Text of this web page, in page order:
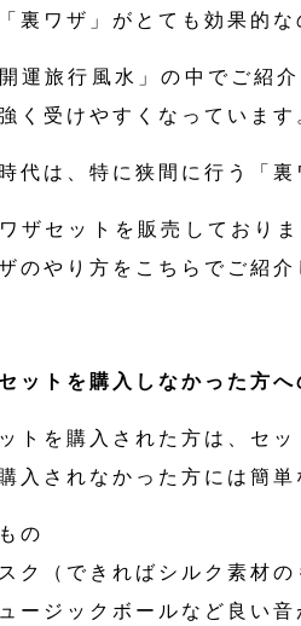
裏ワザ」がとても効果的な
運旅行風水」の中でご紹
く受けやすくなっています
代は、特に狭間に行う「
ザセットを販売しており
のやり方をこちらでご紹介
ットを購入しなかった方へ
トを購入された方は、セ
入されなかった方には簡単
の
ク（できればシルク素材の
ージックボールなど良い音